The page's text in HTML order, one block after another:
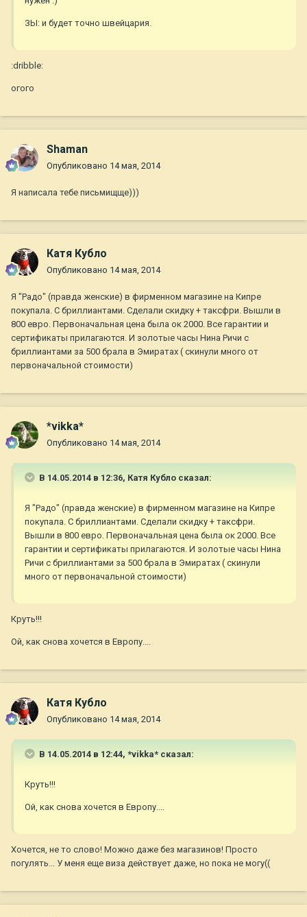
ЗЫ: и будет точно швейцария.
:dribble:
огого
Shaman
Опубликовано 14 мая, 2014
Я написала тебе письмищще)))
Катя Кубло
Опубликовано 14 мая, 2014
Я "Радо" (правда женские) в фирменном магазине на Кипре
покупала. С бриллиантами. Сделали скидку + таксфри. Вышли в
800 евро. Первоначальная цена была ок 2000. Все гарантии и
сертификаты прилагаются. И золотые часы Нина Ричи с
бриллиантами за 500 брала в Эмиратах ( скинули много от
первоначальной стоимости)
*vikka*
Опубликовано 14 мая, 2014
В 14.05.2014 в 12:36, Катя Кубло сказал:
Я "Радо" (правда женские) в фирменном магазине на Кипре
покупала. С бриллиантами. Сделали скидку + таксфри.
Вышли в 800 евро. Первоначальная цена была ок 2000. Все
гарантии и сертификаты прилагаются. И золотые часы Нина
Ричи с бриллиантами за 500 брала в Эмиратах ( скинули
много от первоначальной стоимости)
Круть!!!
Ой, как снова хочется в Европу....
Катя Кубло
Опубликовано 14 мая, 2014
В 14.05.2014 в 12:44, *vikka* сказал:
Круть!!!
Ой, как снова хочется в Европу....
Хочется, не то слово! Можно даже без магазинов! Просто
погулять... У меня еще виза действует даже, но пока не могу((